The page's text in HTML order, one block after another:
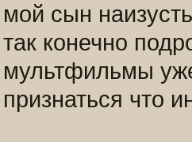
мой сын
так конечно
мультфильмы
признаться что